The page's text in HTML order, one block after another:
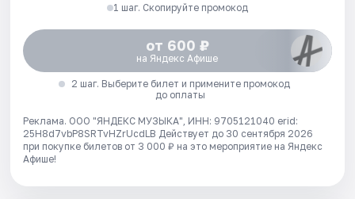
1 шаг. Скопируйте промокод
от 600 ₽
на Яндекс Афише
2 шаг. Выберите билет и примените промокод
до оплаты
Реклама. ООО "ЯНДЕКС МУЗЫКА", ИНН: 9705121040 erid:
25H8d7vbP8SRTvHZrUcdLB Действует до 30 сентября 2026
при покупке билетов от 3 000 ₽ на это мероприятие на Яндекс
Афише!